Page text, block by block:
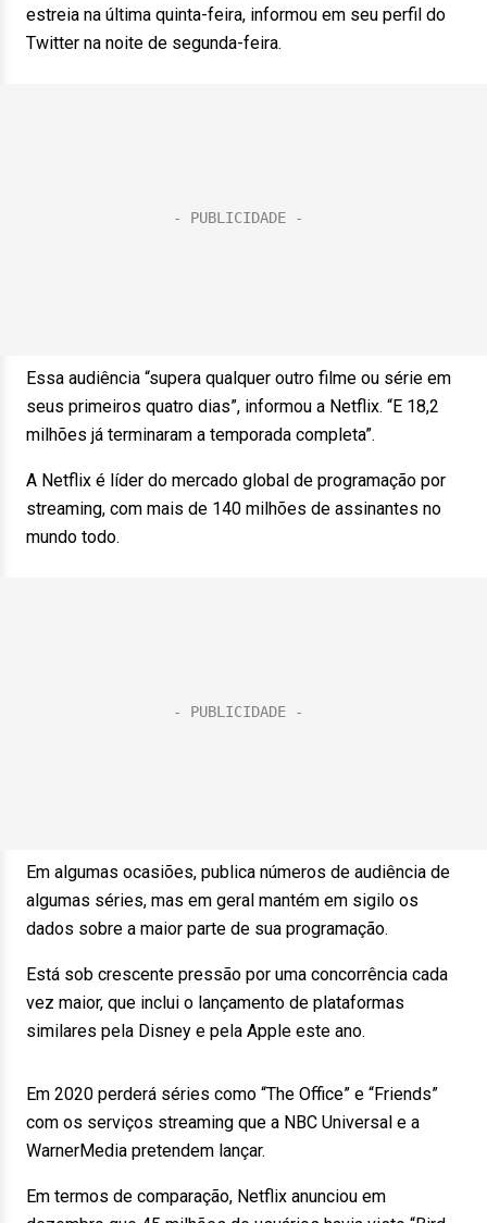
estreia na última quinta-feira, informou em seu perfil do
Twitter na noite de segunda-feira.
Essa audiência “supera qualquer outro filme ou série em
seus primeiros quatro dias”, informou a Netflix. “E 18,2
milhões já terminaram a temporada completa”.
A Netflix é líder do mercado global de programação por
streaming, com mais de 140 milhões de assinantes no
mundo todo.
Em algumas ocasiões, publica números de audiência de
algumas séries, mas em geral mantém em sigilo os
dados sobre a maior parte de sua programação.
Está sob crescente pressão por uma concorrência cada
vez maior, que inclui o lançamento de plataformas
similares pela Disney e pela Apple este ano.
Em 2020 perderá séries como “The Office” e “Friends”
com os serviços streaming que a NBC Universal e a
WarnerMedia pretendem lançar.
Em termos de comparação, Netflix anunciou em